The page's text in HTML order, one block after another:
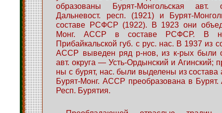
образованы Бурят-Монгольская
Дальневост. респ. (1921) и Бурят-
составе РСФСР (1922). В 1923 они
Монг. АССР в составе РСФСР. В
Прибайкальской губ. с рус. нас. В 1937 из
АССР выведен ряд р-нов, из к-рых были
авт. округа — Усть-Ордынский и Агинский;
ны с бурят, нас. были выделены из
Бурят-Монг. АССР преобразована в
Респ. Бурятия.